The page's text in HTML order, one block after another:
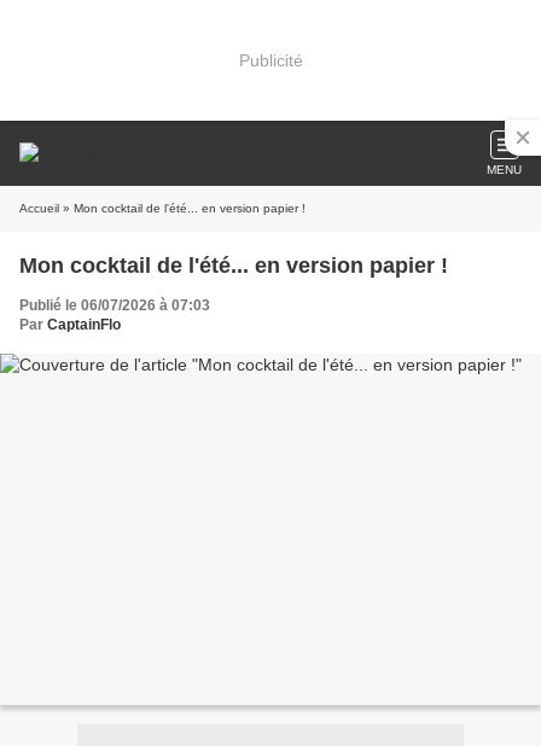
Publicité
MENU
Accueil » Mon cocktail de l'été... en version papier !
Mon cocktail de l'été... en version papier !
Publié le 06/07/2026 à 07:03
Par CaptainFlo